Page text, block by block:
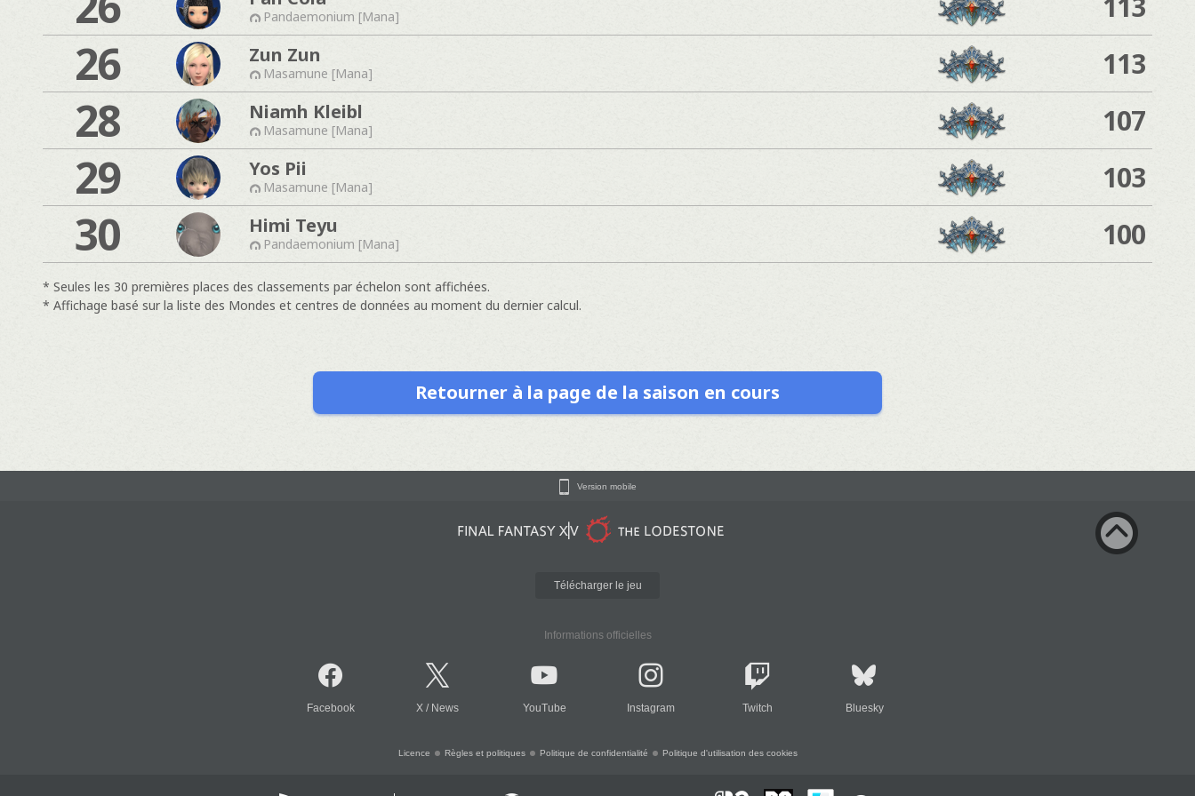
Pandaemonium [Mana]
26 Zun Zun
Masamune [Mana] 113
28 Niamh Kleibl
Masamune [Mana] 107
29 Yos Pii
Masamune [Mana] 103
30 Himi Teyu
Pandaemonium [Mana] 100
* Seules les 30 premières places des classements par échelon sont affichées.
* Affichage basé sur la liste des Mondes et centres de données au moment du dernier calcul.
Retourner à la page de la saison en cours
Version mobile
Télécharger le jeu
Informations officielles
Facebook X / News YouTube Instagram Twitch Bluesky
Licence Règles et politiques Politique de confidentialité Politique d'utilisation des cookies